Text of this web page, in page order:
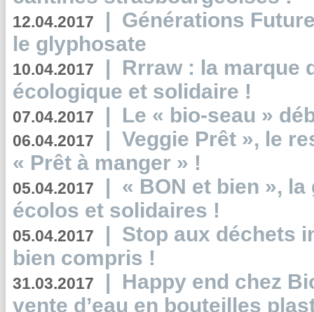
12.04.2017 | Générations
le glyphosate
10.04.2017 | Rrraw : la marque
écologique et solidaire !
07.04.2017 | Le « bio-seau »
06.04.2017 | Veggie Prêt », le
« Prêt à manger » !
05.04.2017 | « BON et bien »,
écolos et solidaires !
05.04.2017 | Stop aux déchets
bien compris !
31.03.2017 | Happy end chez
vente d’eau en bouteilles